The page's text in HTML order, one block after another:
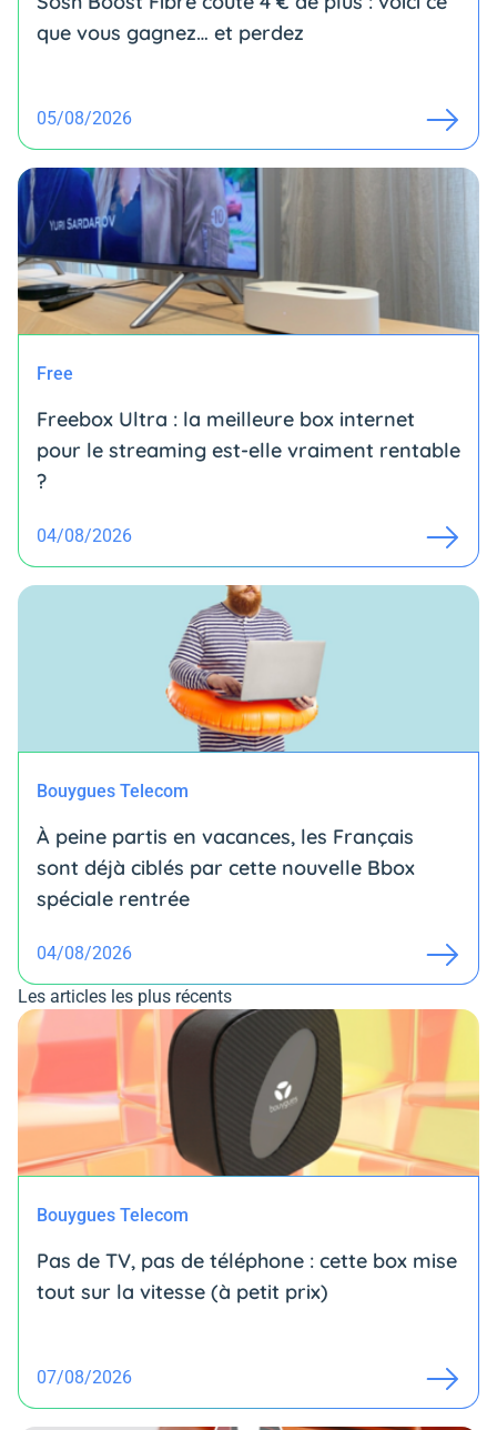
que vous gagnez… et perdez
05/08/2026
Free
Freebox Ultra : la meilleure box internet
pour le streaming est-elle vraiment rentable
?
04/08/2026
Bouygues Telecom
À peine partis en vacances, les Français
sont déjà ciblés par cette nouvelle Bbox
spéciale rentrée
04/08/2026
Les articles les plus récents
Bouygues Telecom
Pas de TV, pas de téléphone : cette box mise
tout sur la vitesse (à petit prix)
07/08/2026